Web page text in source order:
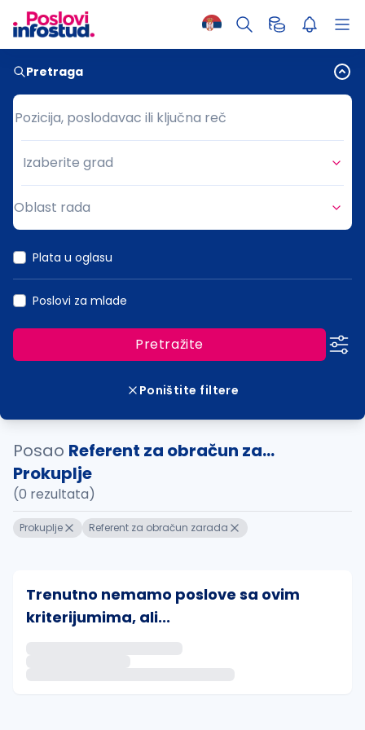
Pretraga
Pozicija, poslodavac ili ključna reč
Pozicija, poslodavac ili ključna reč
Grad
Izaberite grad
Oblast rada
Plata u oglasu
Poslovi za mlade
Pretražite
Poništite filtere
Posao Referent za obračun za...
Prokuplje
(0 rezultata)
Prokuplje Referent za obračun zarada
Trenutno nemamo poslove sa ovim
kriterijumima, ali...